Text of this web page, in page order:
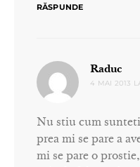
RĂSPUNDE
Raduc
4 MAI 2013
Nu stiu cum
prea mi se pare a
mi se pare o